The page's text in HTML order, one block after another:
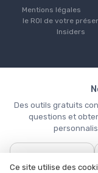
Mentions légales
le ROI de votre
Insiders
Des outils gratuits
questions et
Ce site utilise des